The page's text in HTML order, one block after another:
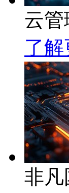
云管
了解
非凡